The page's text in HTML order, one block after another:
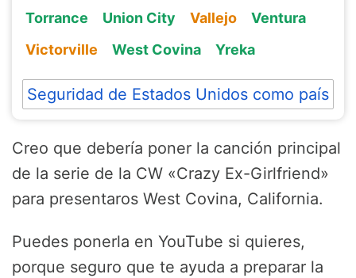
Torrance
Union City Vallejo
Ventura
Victorville
West Covina Yreka
Seguridad de Estados Unidos como país
Creo que debería poner la canción principal
de la serie de la CW «Crazy Ex-Girlfriend»
para presentaros West Covina, California.
Puedes ponerla en YouTube si quieres,
porque seguro que te ayuda a preparar la